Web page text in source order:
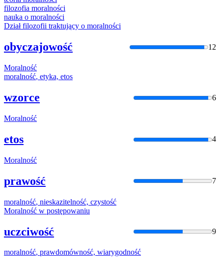
filozofia moralności
nauka o moralności
Dział filozofii traktujący o moralności
obyczajowość 12
Moralność
moralność, etyka, etos
wzorce 6
Moralność
etos 4
Moralność
prawość 7
moralność, nieskazitelność, czystość
Moralność w postępowaniu
uczciwość 9
moralność, prawdomówność, wiarygodność